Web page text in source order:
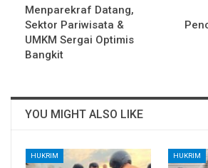
Menparekraf Datang,
Sektor Pariwisata &
UMKM Sergai Optimis
Bangkit
YOU MIGHT ALSO LIKE
HUKRIM HUKRIM